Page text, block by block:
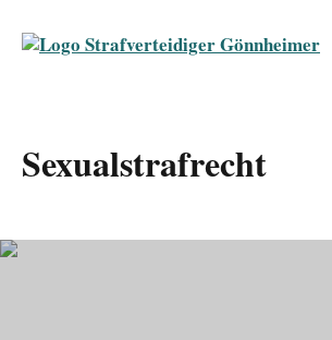
Sexualstrafrecht